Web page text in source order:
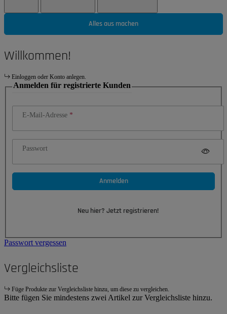
Alles aus machen
Willkommen!
Einloggen oder Konto anlegen.
Anmelden für registrierte Kunden
E-Mail-Adresse
Passwort
Anmelden
Neu hier? Jetzt registrieren!
Passwort vergessen
Vergleichsliste
Füge Produkte zur Vergleichsliste hinzu, um diese zu vergleichen.
Bitte fügen Sie mindestens zwei Artikel zur Vergleichsliste hinzu.